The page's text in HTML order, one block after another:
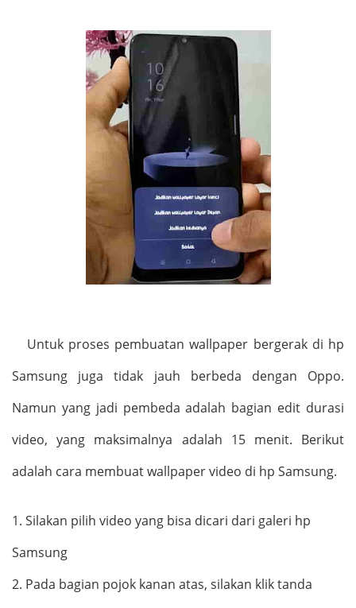
Untuk proses pembuatan wallpaper bergerak di hp
Samsung juga tidak jauh berbeda dengan Oppo.
Namun yang jadi pembeda adalah bagian edit durasi
video, yang maksimalnya adalah 15 menit. Berikut
adalah cara membuat wallpaper video di hp Samsung.
1. Silakan pilih video yang bisa dicari dari galeri hp
Samsung
2. Pada bagian pojok kanan atas, silakan klik tanda